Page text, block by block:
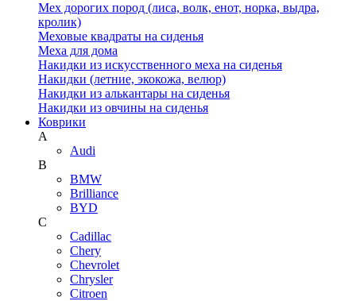
Мех дорогих пород (лиса, волк, енот, норка, выдра,
кролик)
Меховые квадраты на сиденья
Меха для дома
Накидки из искусственного меха на сиденья
Накидки (летние, экокожа, велюр)
Накидки из алькантары на сиденья
Накидки из овчины на сиденья
Коврики
A
Audi
B
BMW
Brilliance
BYD
C
Cadillac
Chery
Chevrolet
Chrysler
Citroen